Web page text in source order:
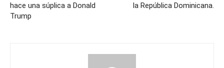
hace una súplica a Donald
Trump
la República Dominicana.